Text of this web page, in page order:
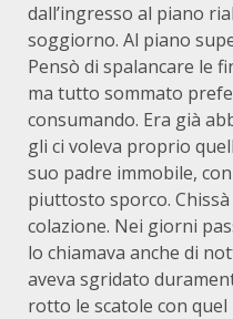
dall’ingresso al piano
soggiorno. Al piano
Pensò di spalancare le
ma tutto sommato
consumando. Era già
gli ci voleva proprio
suo padre immobile,
piuttosto sporco. Chissà
colazione. Nei giorni
lo chiamava anche di
aveva sgridato
rotto le scatole con